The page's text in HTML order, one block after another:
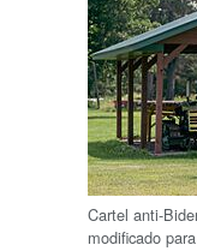
Cartel anti-
modificado